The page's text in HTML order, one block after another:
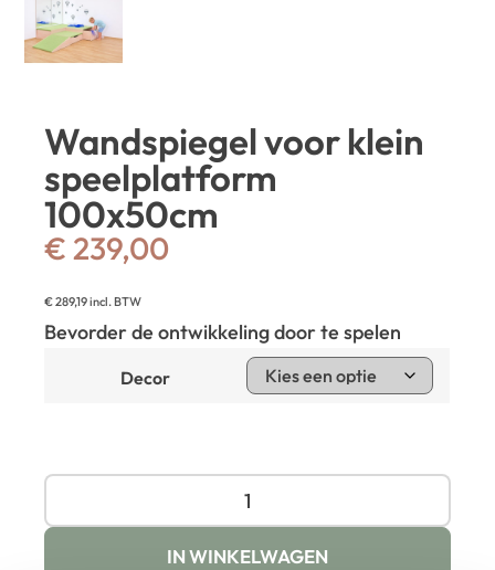
Wandspiegel voor klein
speelplatform
100x50cm
€ 239,00
€289,19incl. BTW
Bevorder de ontwikkeling door te spelen
Decor
IN WINKELWAGEN